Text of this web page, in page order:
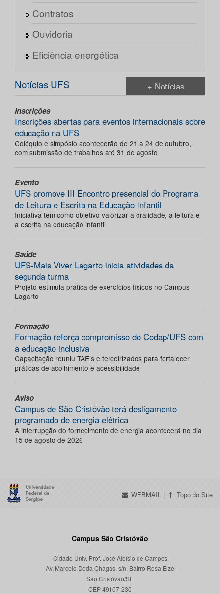
Contratos
Ouvidoria
Eficiência energética
Notícias UFS + Notícias
Inscrições
Inscrições abertas para eventos internacionais sobre
educação na UFS
Colóquio e simpósio acontecerão de 21 a 24 de outubro,
com submissão de trabalhos até 31 de agosto
Evento
UFS promove III Encontro presencial do Programa
de Leitura e Escrita na Educação Infantil
Iniciativa tem como objetivo valorizar a oralidade, a leitura e
a escrita na educação infantil
Saúde
UFS-Mais Viver Lagarto inicia atividades da
segunda turma
Projeto estimula prática de exercícios físicos no Campus
Lagarto
Formação
Formação reforça compromisso do Codap/UFS com
a educação inclusiva
Capacitação reuniu TAE’s e terceirizados para fortalecer
práticas de acolhimento e acessibilidade
Aviso
Campus de São Cristóvão terá desligamento
programado de energia elétrica
A interrupção do fornecimento de energia acontecerá no dia
15 de agosto de 2026
WEBMAIL | Topo do Site
Campus São Cristóvão
Cidade Univ. Prof. José Aloísio de Campos
Av. Marcelo Deda Chagas, s/n, Bairro Rosa Elze
São Cristóvão/SE
CEP 49107-230